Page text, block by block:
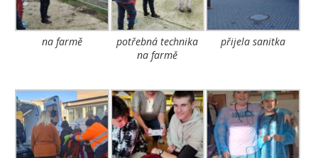
na farmě
potřebná technika
na farmě
přijela sanitka